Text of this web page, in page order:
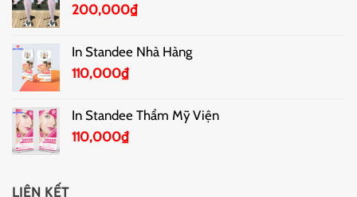
200,000₫
In Standee Nhà Hàng
110,000₫
In Standee Thẩm Mỹ Viện
110,000₫
LIÊN KẾT